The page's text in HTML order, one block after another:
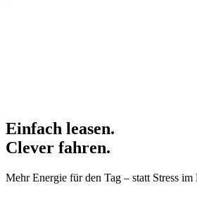
Einfach leasen.
Clever fahren.
Mehr Energie für den Tag – statt Stress im